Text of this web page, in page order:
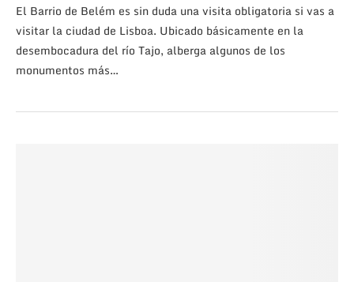
El Barrio de Belém es sin duda una visita obligatoria si vas a
visitar la ciudad de Lisboa. Ubicado básicamente en la
desembocadura del río Tajo, alberga algunos de los
monumentos más…